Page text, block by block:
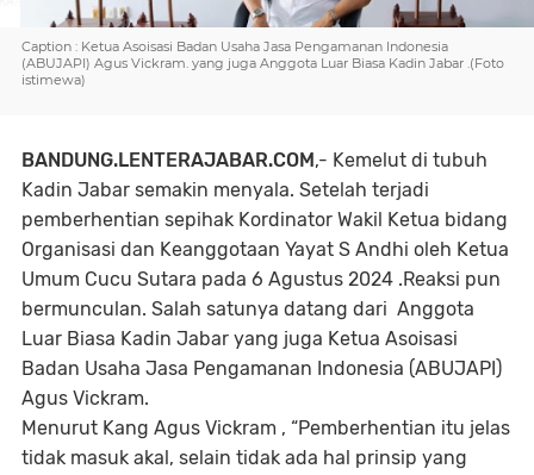
Caption : Ketua Asoisasi Badan Usaha Jasa Pengamanan Indonesia
(ABUJAPI) Agus Vickram. yang juga Anggota Luar Biasa Kadin Jabar .(Foto
istimewa)
BANDUNG.LENTERAJABAR.COM,- Kemelut di tubuh
Kadin Jabar semakin menyala. Setelah terjadi
pemberhentian sepihak Kordinator Wakil Ketua bidang
Organisasi dan Keanggotaan Yayat S Andhi oleh Ketua
Umum Cucu Sutara pada 6 Agustus 2024 .Reaksi pun
bermunculan. Salah satunya datang dari Anggota
Luar Biasa Kadin Jabar yang juga Ketua Asoisasi
Badan Usaha Jasa Pengamanan Indonesia (ABUJAPI)
Agus Vickram.
Menurut Kang Agus Vickram , “Pemberhentian itu jelas
tidak masuk akal, selain tidak ada hal prinsip yang